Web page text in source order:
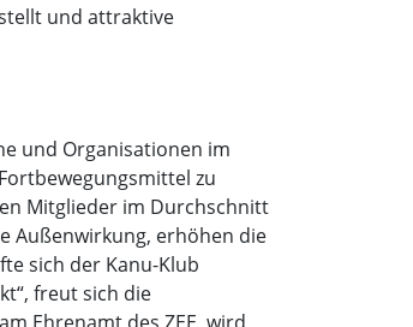
und attraktive
und Organisationen im
zu
Mitglieder im Durchschnitt
Außenwirkung, erhöhen die
sich der Kanu-Klub
freut sich die